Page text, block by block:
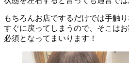
もちろんお店でするだけでは手触
すぐに戻ってしまうので、そこは
必須となってまいります！